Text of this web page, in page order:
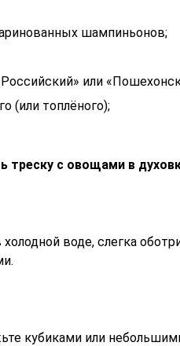
шампиньонов;
или
(или топлёного);
треску с овощами в
воде, слегка
кубиками или